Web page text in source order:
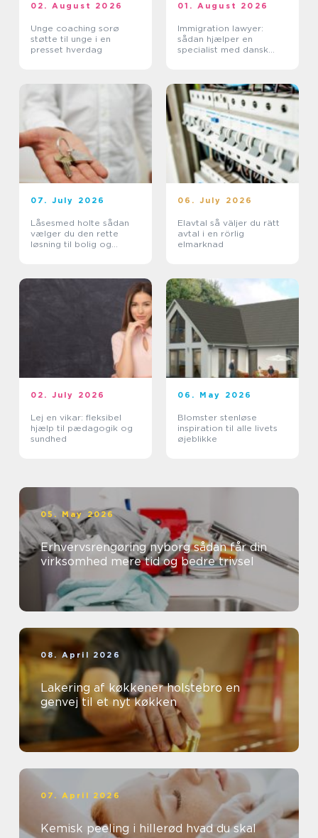
02. August 2026
Unge coaching sorø
støtte til unge i en
presset hverdag
01. August 2026
Immigration lawyer:
sådan hjælper en
specialist med dansk
07. July 2026
Låsesmed holte sådan
vælger du den rette
løsning til bolig og
06. July 2026
Elavtal så väljer du rätt
avtal i en rörlig
elmarknad
02. July 2026
Lej en vikar: fleksibel
hjælp til pædagogik og
sundhed
06. May 2026
Blomster stenløse
inspiration til alle livets
øjeblikke
05. May 2026
Erhvervsrengøring nyborg sådan får din
virksomhed mere tid og bedre trivsel
08. April 2026
Lakering af køkkener holstebro en
genvej til et nyt køkken
07. April 2026
Kemisk peeling i hillerød hvad du skal